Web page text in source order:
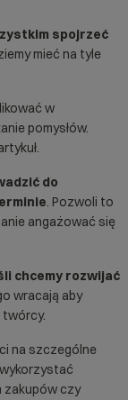
spojrzeć
mieć na tyle
w
pomysłów.
do
. Pozwoli to
angażować się
chcemy rozwijać
wracają aby
twórcy.
na szczególne
zakupów czy